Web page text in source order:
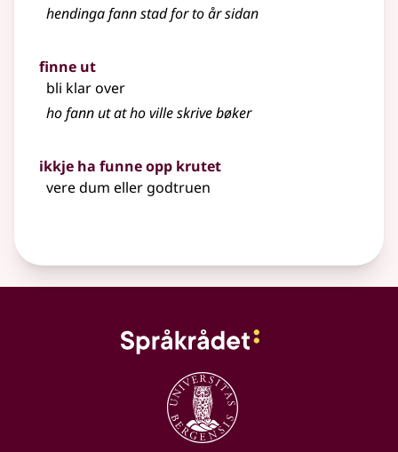
hendinga fann stad for to år sidan
finne ut
bli klar over
ho fann ut at ho ville skrive bøker
ikkje ha funne opp krutet
vere dum eller godtruen